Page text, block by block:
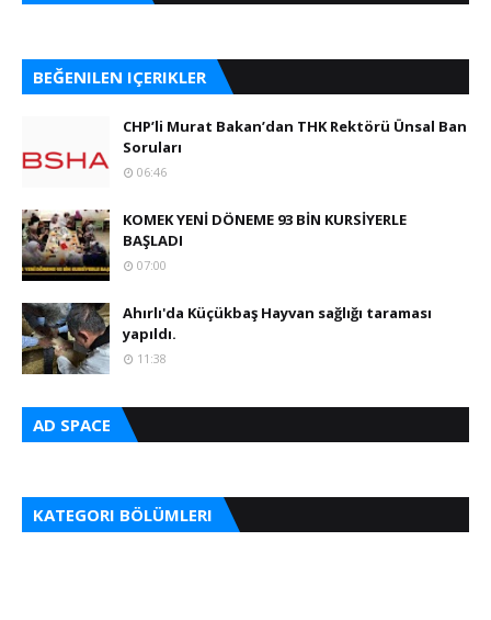
BEĞENILEN IÇERIKLER
CHP’li Murat Bakan’dan THK Rektörü Ünsal Ban
Soruları
06:46
KOMEK YENİ DÖNEME 93 BİN KURSİYERLE
BAŞLADI
07:00
Ahırlı'da Küçükbaş Hayvan sağlığı taraması
yapıldı.
11:38
AD SPACE
KATEGORI BÖLÜMLERI